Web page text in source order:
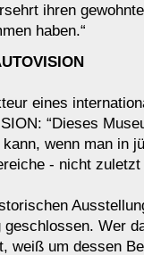
ihren
haben.“
eines
“Dieses
wenn man in
- nicht
Wer
weiß um dessen